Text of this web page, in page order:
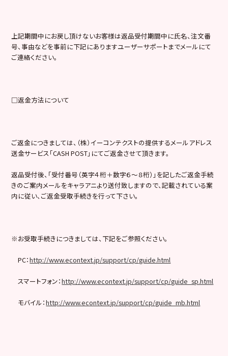
上記期間中にお戻し頂けないお客様は返品受付期間中に氏名、注文番
号、事由などを事前に下記にありますユーザーサポートまでメールにて
ご連絡ください。
□返金方法について
ご返金につきましては、（株）イーコンテクストの提供するメールアドレス
送金サービス「CASH POST」にてご返金させて頂きます。
返品受付後、「受付番号（英字４桁＋数字６～８桁）」を記したご返金手続
きのご案内メールをキャラアニより送付致しますので、記載されている案
内に従い、ご返金受取手続きを行って下さい。
※お受取手続きにつきましては、下記をご参照ください。
PC：http://www.econtext.jp/support/cp/guide.html
スマートフォン：http://www.econtext.jp/support/cp/guide_sp.html
モバイル：http://www.econtext.jp/support/cp/guide_mb.html